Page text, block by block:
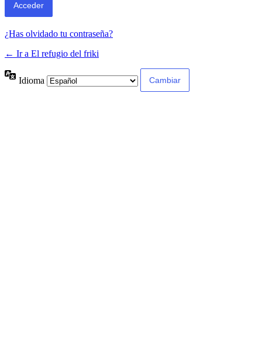
¿Has olvidado tu contraseña?
← Ir a El refugio del friki
Idioma